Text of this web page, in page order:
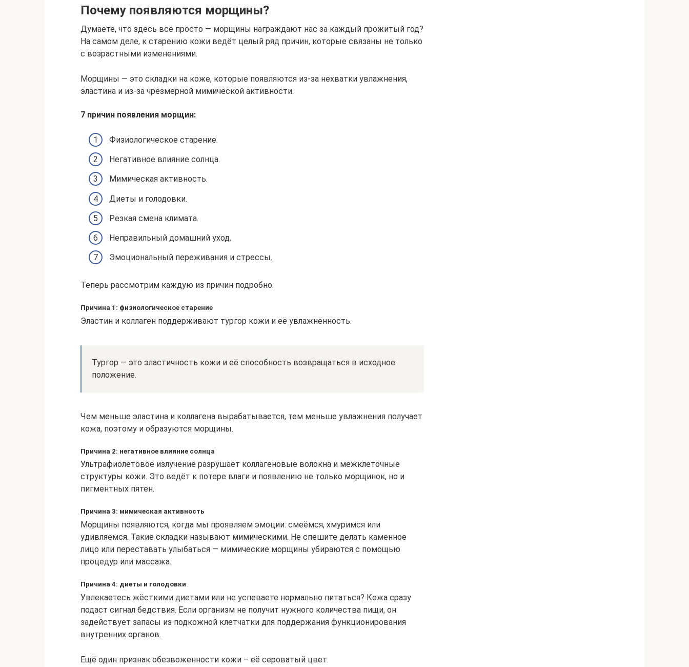
Почему появляются морщины?
Думаете, что здесь всё просто — морщины награждают нас за каждый прожитый год?
На самом деле, к старению кожи ведёт целый ряд причин, которые связаны не только
с возрастными изменениями.
Морщины — это складки на коже, которые появляются из-за нехватки увлажнения,
эластина и из-за чрезмерной мимической активности.
7 причин появления морщин:
Физиологическое старение.
Негативное влияние солнца.
Мимическая активность.
Диеты и голодовки.
Резкая смена климата.
Неправильный домашний уход.
Эмоциональный переживания и стрессы.
Теперь рассмотрим каждую из причин подробно.
Причина 1: физиологическое старение
Эластин и коллаген поддерживают тургор кожи и её увлажнённость.
Тургор — это эластичность кожи и её способность возвращаться в исходное
положение.
Чем меньше эластина и коллагена вырабатывается, тем меньше увлажнения получает
кожа, поэтому и образуются морщины.
Причина 2: негативное влияние солнца
Ультрафиолетовое излучение разрушает коллагеновые волокна и межклеточные
структуры кожи. Это ведёт к потере влаги и появлению не только морщинок, но и
пигментных пятен.
Причина 3: мимическая активность
Морщины появляются, когда мы проявляем эмоции: смеёмся, хмуримся или
удивляемся. Такие складки называют мимическими. Не спешите делать каменное
лицо или переставать улыбаться — мимические морщины убираются с помощью
процедур или массажа.
Причина 4: диеты и голодовки
Увлекаетесь жёсткими диетами или не успеваете нормально питаться? Кожа сразу
подаст сигнал бедствия. Если организм не получит нужного количества пищи, он
задействует запасы из подкожной клетчатки для поддержания функционирования
внутренних органов.
Ещё один признак обезвоженности кожи – её сероватый цвет.